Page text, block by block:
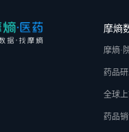
摩熵
摩熵·
药品
全球
药品